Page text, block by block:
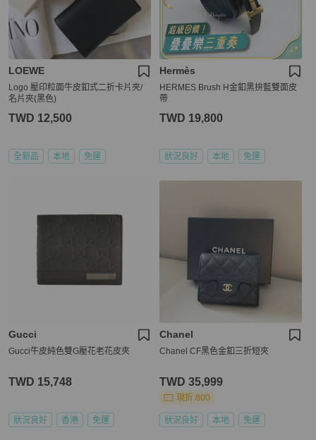
LOEWE
Logo 壓印粒面牛皮釦式二折卡片夾/
名片夾(黑色)
TWD 12,500
全新品 本地 免運
Hermès
HERMES Brush H金釦黑拚藍雙面皮
帶
TWD 19,800
狀況良好 本地 免運
Gucci
Gucci牛皮純色雙G壓花老花皮夾
TWD 15,748
狀況良好 香港 免運
Chanel
Chanel CF黑色金釦三折短夾
TWD 35,999
現折 800
狀況良好 本地 免運